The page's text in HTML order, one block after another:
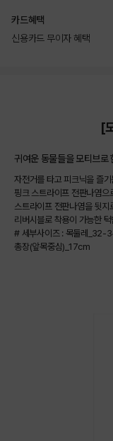
카드혜택
신용카드 무이자 혜택
[
귀여운 동물들을 모티브로
자전거를 타고 피크닉을 즐
핑크 스트라이프 전판나염으
스트라이프 전판나염을 뒷지
리버시블로 착용이 가능한 턱
# 세부사이즈 : 목둘레_32-
총장(앞목중심)_17cm